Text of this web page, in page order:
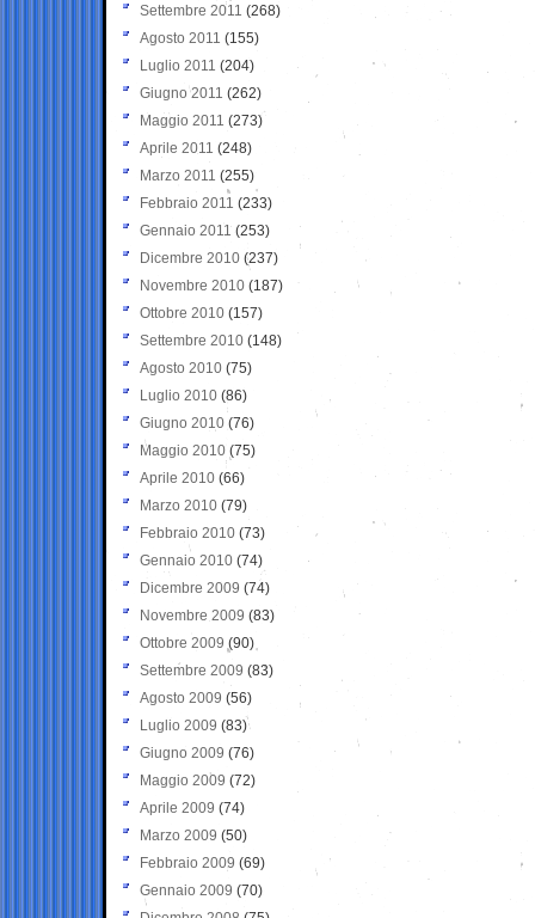
Settembre 2011 (268)
Agosto 2011 (155)
Luglio 2011 (204)
Giugno 2011 (262)
Maggio 2011 (273)
Aprile 2011 (248)
Marzo 2011 (255)
Febbraio 2011 (233)
Gennaio 2011 (253)
Dicembre 2010 (237)
Novembre 2010 (187)
Ottobre 2010 (157)
Settembre 2010 (148)
Agosto 2010 (75)
Luglio 2010 (86)
Giugno 2010 (76)
Maggio 2010 (75)
Aprile 2010 (66)
Marzo 2010 (79)
Febbraio 2010 (73)
Gennaio 2010 (74)
Dicembre 2009 (74)
Novembre 2009 (83)
Ottobre 2009 (90)
Settembre 2009 (83)
Agosto 2009 (56)
Luglio 2009 (83)
Giugno 2009 (76)
Maggio 2009 (72)
Aprile 2009 (74)
Marzo 2009 (50)
Febbraio 2009 (69)
Gennaio 2009 (70)